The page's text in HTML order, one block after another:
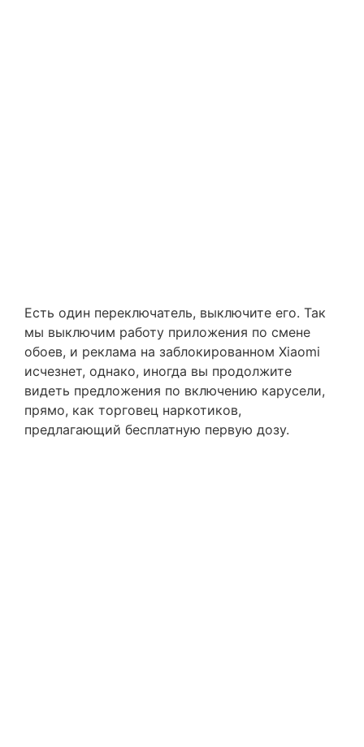
Есть один переключатель, выключите его. Так
мы выключим работу приложения по смене
обоев, и реклама на заблокированном Xiaomi
исчезнет, однако, иногда вы продолжите
видеть предложения по включению карусели,
прямо, как торговец наркотиков,
предлагающий бесплатную первую дозу.